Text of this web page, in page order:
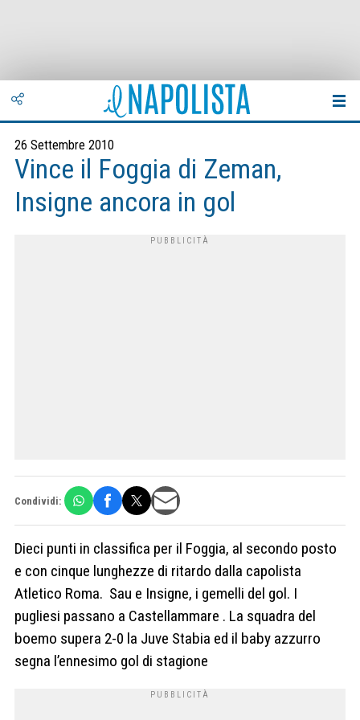
26 Settembre 2010
Vince il Foggia di Zeman,
Insigne ancora in gol
Condividi:
Dieci punti in classifica per il Foggia, al secondo posto
e con cinque lunghezze di ritardo dalla capolista
Atletico Roma. Sau e Insigne, i gemelli del gol. I
pugliesi passano a Castellammare . La squadra del
boemo supera 2-0 la Juve Stabia ed il baby azzurro
segna l’ennesimo gol di stagione